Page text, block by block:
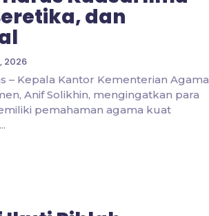
dan
2026
– Kepala Kantor Kementerian Agama
Anif Solikhin, mengingatkan para
pemahaman agama kuat